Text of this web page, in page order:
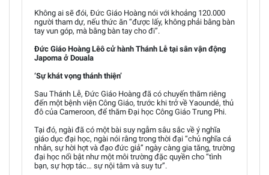
Không ai sẽ đói, Đức Giáo Hoàng nói với khoảng 120.000
người tham dự, nếu thức ăn “được lấy, không phải bằng bàn
tay vun góp, mà bằng bàn tay cho đi”.
Đức Giáo Hoàng Lêô cử hành Thánh Lễ tại sân vận động
Japoma ở Douala
‘Sự khát vọng thánh thiện’
Sau Thánh Lễ, Đức Giáo Hoàng đã có chuyến thăm riêng
đến một bệnh viện Công Giáo, trước khi trở về Yaoundé, thủ
đô của Cameroon, để thăm Đại học Công Giáo Trung Phi.
Tại đó, ngài đã có một bài suy ngẫm sâu sắc về ý nghĩa
giáo dục đại học, ngài nói rằng trong thời đại “chủ nghĩa cá
nhân, sự hời hợt và đạo đức giả” ngày càng gia tăng, trường
đại học nổi bật như một môi trường đặc quyền cho “tình
bạn, sự hợp tác… sự nội tâm và suy tư”.